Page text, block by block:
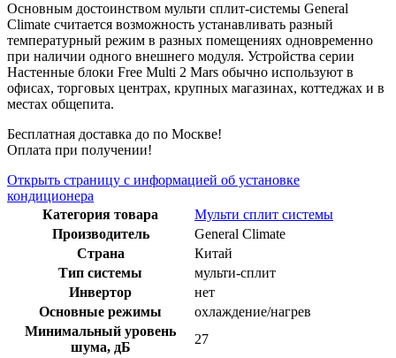
Основным достоинством мульти сплит-системы General
Climate считается возможность устанавливать разный
температурный режим в разных помещениях одновременно
при наличии одного внешнего модуля. Устройства серии
Настенные блоки Free Multi 2 Mars обычно используют в
офисах, торговых центрах, крупных магазинах, коттеджах и в
местах общепита.
Бесплатная доставка до по Москве!
Оплата при получении!
Открыть страницу с информацией об установке
кондиционера
Категория товара
Мульти сплит системы
Производитель
General Climate
Страна
Китай
Тип системы
мульти-сплит
Инвертор
нет
Основные режимы
охлаждение/нагрев
Минимальный уровень
шума, дБ
27